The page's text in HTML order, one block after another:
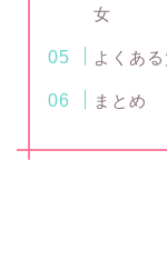
女
よくある
まとめ